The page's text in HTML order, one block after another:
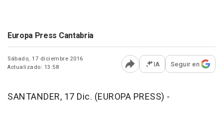
Europa Press Cantabria
Sábado, 17 diciembre 2016
Actualizado: 13:58
Abrir opciones para
IA Seguir en
SANTANDER, 17 Dic. (EUROPA PRESS) -